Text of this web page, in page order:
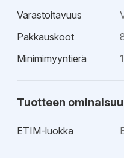
Varastoitavuus
Pakkauskoot
Minimimyyntierä
1
Tuotteen
ETIM-luokka